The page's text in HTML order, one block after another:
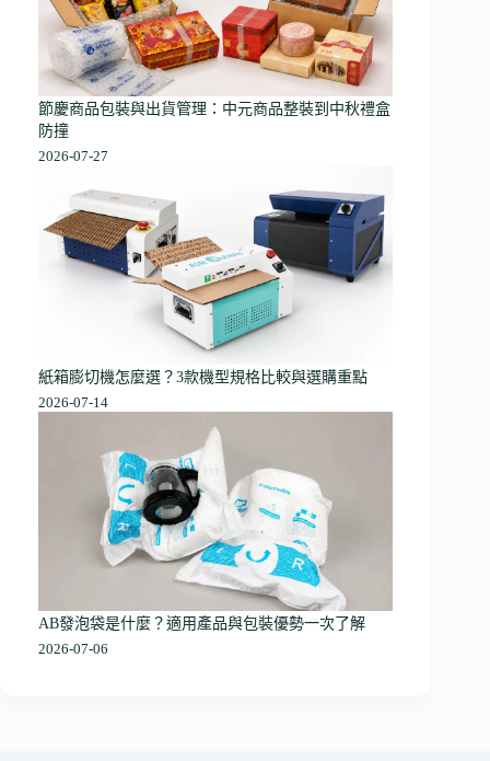
節慶商品包裝與出貨管理：中元商品整裝到中秋禮盒
防撞
2026-07-27
紙箱膨切機怎麼選？3款機型規格比較與選購重點
2026-07-14
AB發泡袋是什麼？適用產品與包裝優勢一次了解
2026-07-06